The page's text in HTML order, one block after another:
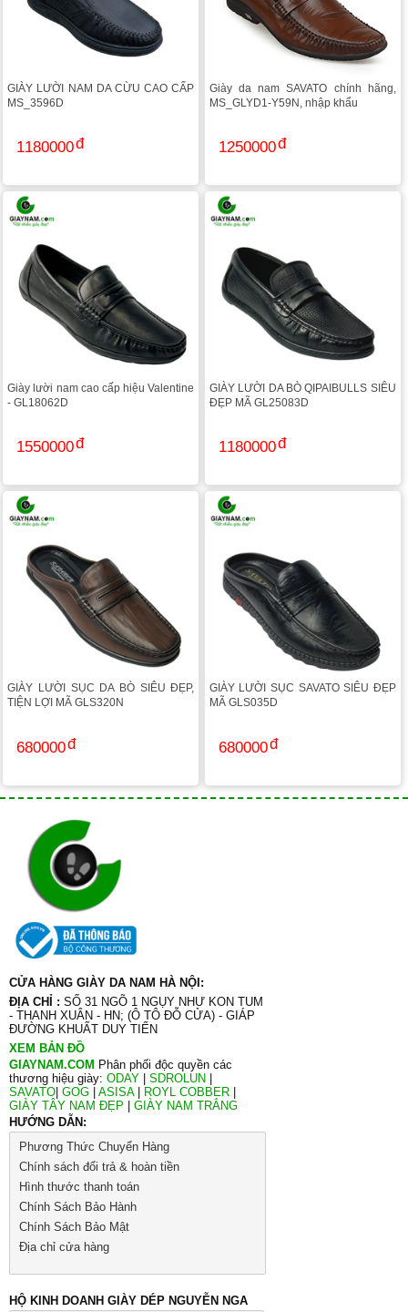
GIÀY LƯỜI NAM DA CỪU CAO CẤP
MS_3596D
1180000
Giày da nam SAVATO chính hãng,
MS_GLYD1-Y59N, nhập khẩu
1250000
Giày lười nam cao cấp hiệu Valentine
- GL18062D
1550000
GIÀY LƯỜI DA BÒ QIPAIBULLS SIÊU
ĐẸP MÃ GL25083D
1180000
GIÀY LƯỜI SỤC DA BÒ SIÊU ĐẸP,
TIỆN LỢI MÃ GLS320N
680000
GIÀY LƯỜI SỤC SAVATO SIÊU ĐẸP
MÃ GLS035D
680000
CỬA HÀNG GIÀY DA NAM HÀ NỘI:
ĐỊA CHỈ : SỐ 31 NGÕ 1 NGỤY NHƯ KON TUM
- THANH XUÂN - HN; (Ô TÔ ĐỖ CỬA) - GIÁP
ĐƯỜNG KHUẤT DUY TIẾN
XEM BẢN ĐỒ
GIAYNAM.COM Phân phối độc quyền các
thương hiệu giày: ODAY SDROLUN
SAVATO GOG ASISA| ROYL COBBER
GIÀY TÂY NAM ĐẸP
GIÀY NAM TRẮNG
HƯỚNG DẪN:
Phương Thức Chuyển Hàng
Chính sách đổi trả & hoàn tiền
Hình thước thanh toán
Chính Sách Bảo Hành
Chính Sách Bảo Mật
Địa chỉ cửa hàng
HỘ KINH DOANH GIÀY DÉP NGUYỄN NGA